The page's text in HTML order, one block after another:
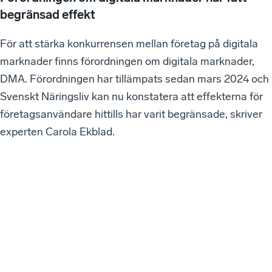
begränsad effekt
För att stärka konkurrensen mellan företag på digitala
marknader finns förordningen om digitala marknader,
DMA. Förordningen har tillämpats sedan mars 2024 och
Svenskt Näringsliv kan nu konstatera att effekterna för
företagsanvändare hittills har varit begränsade, skriver
experten Carola Ekblad.